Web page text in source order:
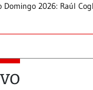
Domingo 2026: Raúl